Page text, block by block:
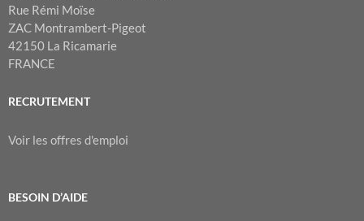
Rue Rémi Moïse
ZAC Montrambert-Pigeot
42150 La Ricamarie
FRANCE
RECRUTEMENT
Voir les offres d'emploi
BESOIN D’AIDE